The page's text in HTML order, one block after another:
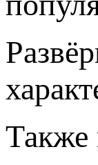
Также